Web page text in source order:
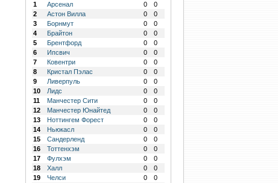
1
Арсенал 0
0
2
Астон Вилла 0
0
3
Борнмут 0
0
4
Брайтон 0
0
5
Брентфорд 0
0
6
Ипсвич 0
0
7
Ковентри 0
0
8
Кристал Пэлас 0
0
9
Ливерпуль 0
0
10
Лидс 0
0
11
Манчестер Сити 0
0
12
Манчестер Юнайтед 0
0
13
Ноттингем Форест 0
0
14
Ньюкасл 0
0
15
Сандерленд 0
0
16
Тоттенхэм 0
0
17
Фулхэм 0
0
18
Халл 0
0
19
Челси 0
0